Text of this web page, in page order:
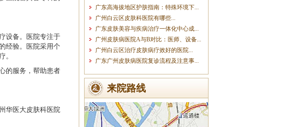
设备。医院专注于
经验。医院采用个
。
的服务，帮助患者
华医大皮肤科医院
广东高海拔地区护肤指南：特殊环境下...
广州白云区皮肤科医院有哪些...
广东皮肤美容与疾病治疗一体化中心成...
广州皮肤病医院A与B对比：医师、设备...
广州白云区治疗皮肤病疗效好的医院...
广东广州皮肤病医院复诊流程及注意事...
来院路线